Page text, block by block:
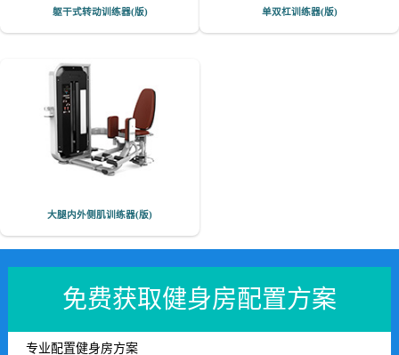
躯干式转动训练器(版) 单双杠训练器(版)
大腿内外侧肌训练器(版)
免费获取健身房配置方案
专业配置健身房方案